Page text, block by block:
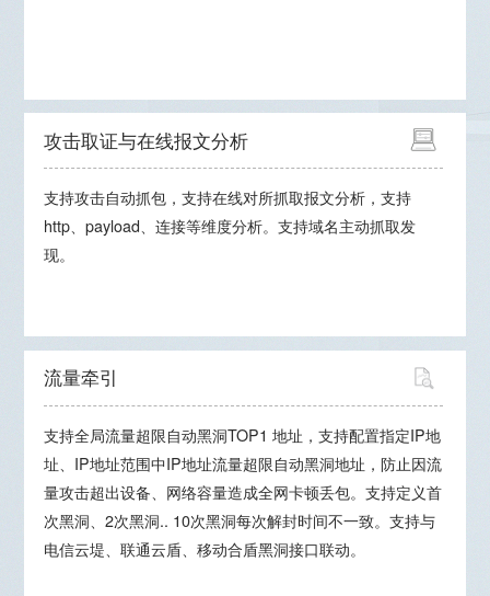
攻击取证与在线报文分析
支持攻击自动抓包，支持在线对所抓取报文分析，支持
http、payload、连接等维度分析。支持域名主动抓取发
现。
流量牵引
支持全局流量超限自动黑洞TOP1 地址，支持配置指定IP地
址、IP地址范围中IP地址流量超限自动黑洞地址，防止因流
量攻击超出设备、网络容量造成全网卡顿丢包。支持定义首
次黑洞、2次黑洞.. 10次黑洞每次解封时间不一致。支持与
电信云堤、联通云盾、移动合盾黑洞接口联动。